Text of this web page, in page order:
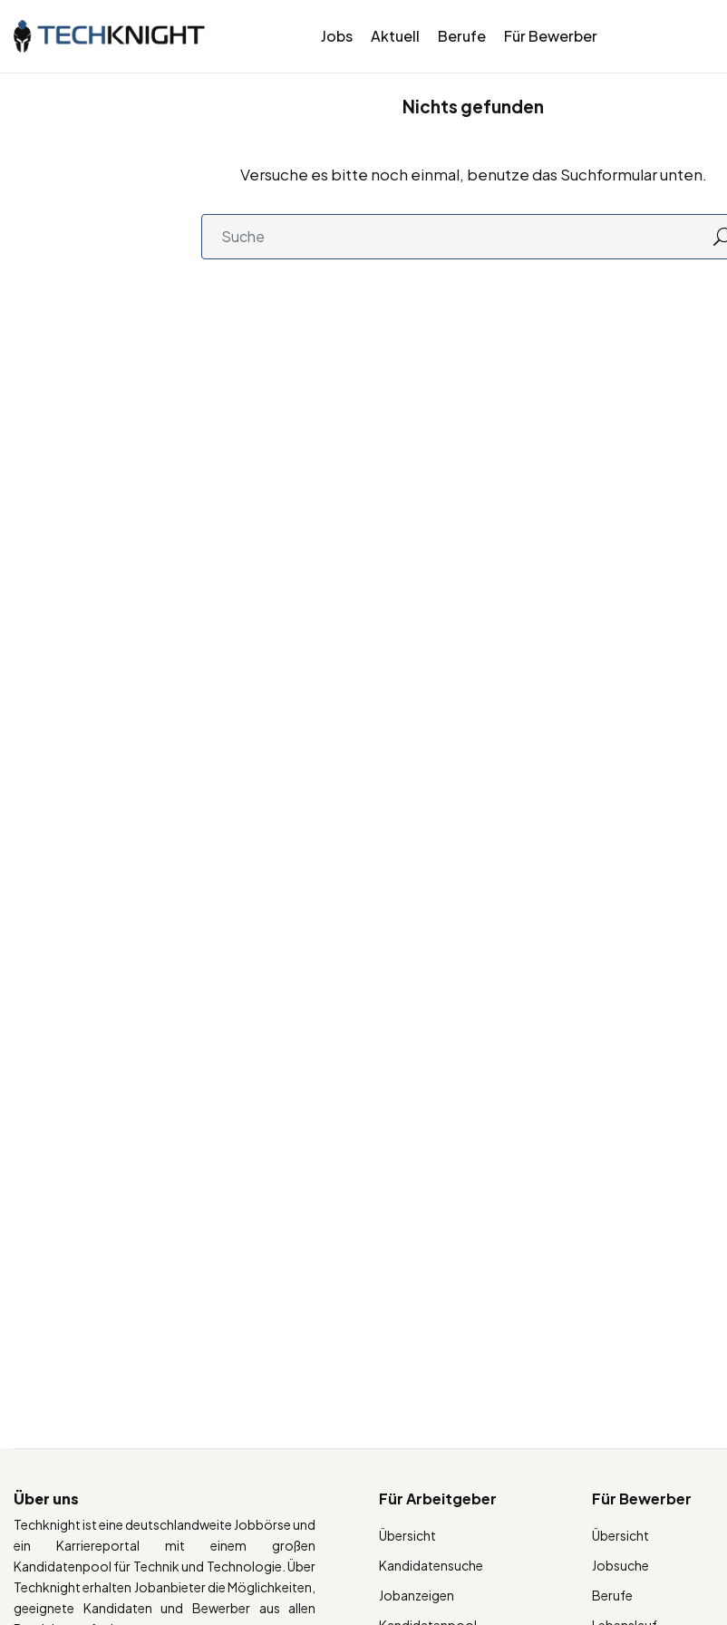
Jobs Aktuell Berufe Für Bewerber
Nichts gefunden
Versuche es bitte noch einmal, benutze das Suchformular unten.
Über uns
Techknight ist eine deutschlandweite Jobbörse und
ein Karriereportal mit einem großen
Kandidatenpool für Technik und Technologie. Über
Techknight erhalten Jobanbieter die Möglichkeiten,
geeignete Kandidaten und Bewerber aus allen
Für Arbeitgeber
Übersicht
Kandidatensuche
Jobanzeigen
Für Bewerber
Übersicht
Jobsuche
Berufe